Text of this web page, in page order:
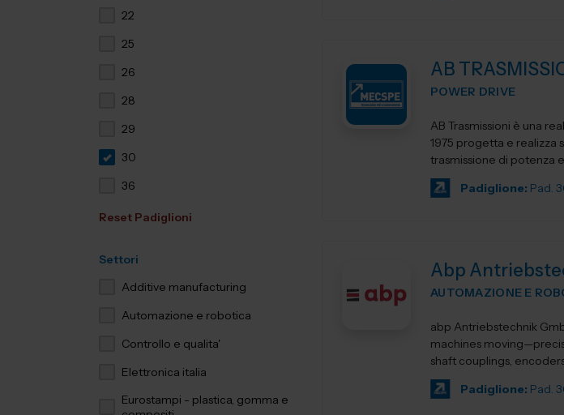
22
25
26
28
29
30
36
Reset Padiglioni
Settori
Additive manufacturing
Automazione e robotica
Controllo e qualita'
Elettronica italia
Eurostampi - plastica, gomma e
AB
POWER DRIVE
AB Trasmissioni è una
1975 progetta e realizza
trasmissione di potenza
Padiglione: Pad.
Abp
AUTOMAZIONE E
abp Antriebstechnik
machines
shaft couplings,
Padiglione: Pad.